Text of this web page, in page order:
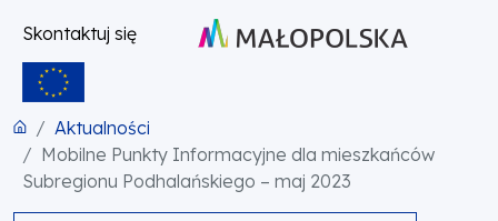
Skontaktuj się
Aktualności
Mobilne Punkty Informacyjne dla mieszkańców
Subregionu Podhalańskiego – maj 2023